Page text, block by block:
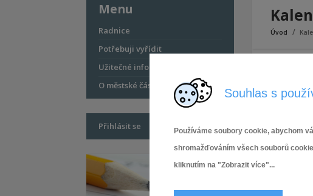
Souhlas s
Používáme soubory cookie, abychom
shromažďováním všech souborů
kliknutím na "Zobrazit více"...
Úvod
Menu
Radnice
Potřebuji vyřídit
Užitečné informace
O městské části
Přihlásit se